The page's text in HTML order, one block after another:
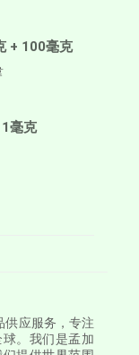
+ 100毫克
毫克
供应服务，专注
。我们是孟加